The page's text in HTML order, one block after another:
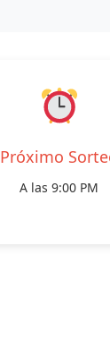
Próximo
A las 9:00 PM